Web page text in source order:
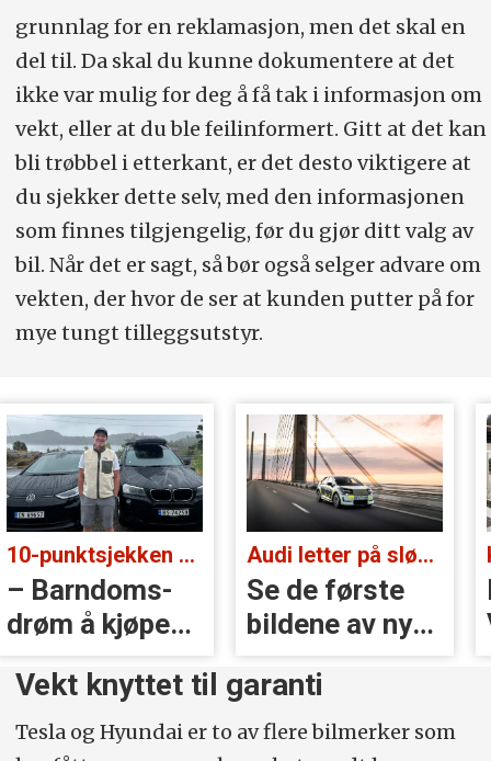
grunnlag for en reklamasjon, men det skal en
del til. Da skal du kunne ­dokumentere at det
ikke var mulig for deg å få tak i informasjon om
vekt, eller at du ble feilinformert. Gitt at det kan
bli trøbbel i etterkant, er det desto viktigere at
du sjekker dette selv, med den informasjonen
som finnes tilgjengelig, før du gjør ditt valg av
bil. Når det er sagt, så bør også selger advare om
vekten, der hvor de ser at kunden putter på for
mye tungt tilleggsutstyr.
10-punktsjekken med Christian Paasche:
– Barndoms­
drøm å kjøpe
BMW
Audi letter på sløret:
Se de første
bildene av nye
A2 e-tron
Vekt knyttet til garanti
Tesla og Hyundai er to av flere bilmerker som